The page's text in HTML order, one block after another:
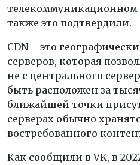
также это подтвердили.
CDN – это
серверов, которая
не с центрального
быть расположен за
ближайшей точки
серверах обычно
востребованного
Как сообщили в VK, в